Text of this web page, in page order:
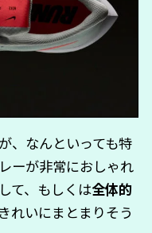
、なんといっても特
ーが非常におしゃれ
て、もしくは全体的
れいにまとまりそう